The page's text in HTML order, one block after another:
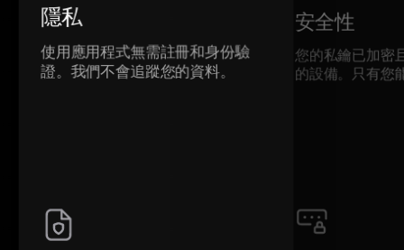
隱私
使用應用程式無需註冊和身份驗
證。我們不會追蹤您的資料。
安全性
您的私鑰已加密
的設備。只有您